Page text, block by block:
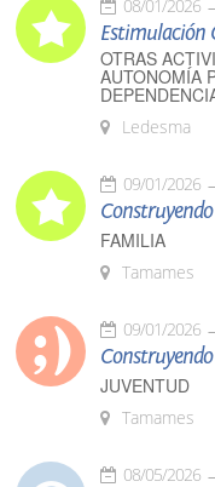
08/01/2026
Estimulación
OTRAS
AUTONOMÍA
Ledesma
09/01/2026
FAMILIA
Tamames
09/01/2026
JUVENTUD
Tamames
08/05/2026